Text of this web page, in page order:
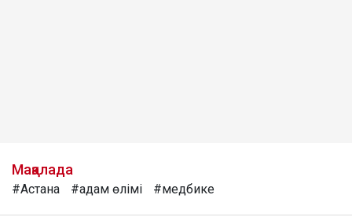
Мақалада
#Астана #адам өлімі #медбике